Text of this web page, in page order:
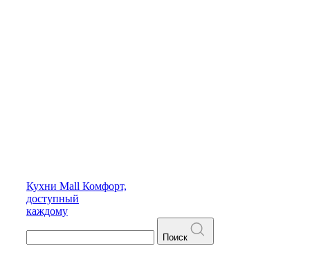
Кухни Mall Комфорт,
доступный
каждому
Поиск